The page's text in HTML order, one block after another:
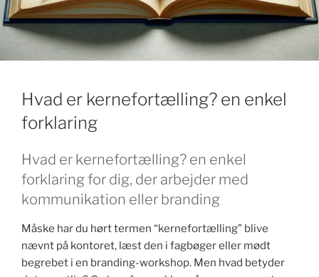
k
Hvad er kernefortælling? en enkel
forklaring
Hvad er kernefortælling? en enkel
forklaring for dig, der arbejder med
kommunikation eller branding
Måske har du hørt termen “kernefortælling” blive
nævnt på kontoret, læst den i fagbøger eller mødt
begrebet i en branding-workshop. Men hvad betyder